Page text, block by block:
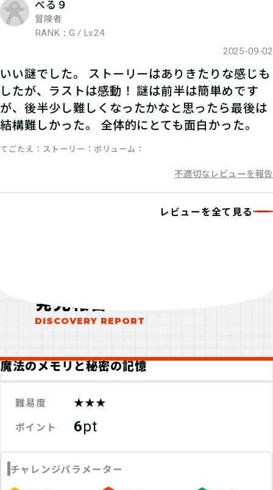
マイページで【クリアキーワード】を
入力して、ポイント手に入れよう！
べる９
冒険者
RANK：G / Lv.24
2025-09-02
いい謎でした。 ストーリーはありきたりな感じも
したが、ラストは感動！ 謎は前半は簡単めです
が、後半少し難しくなったかなと思ったら最後は
結構難しかった。 全体的にとても面白かった。
てごたえ ストーリー ボリューム
不適切なレビューを報告
レビューを全て見る
発見報告
魔法のメモリと秘密の記憶
難易度 ★★★
ポイント 6pt
チャレンジパラメーター